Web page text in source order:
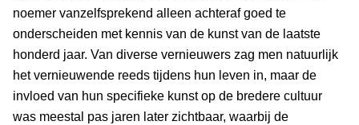
noemer vanzelfsprekend alleen achteraf goed te
onderscheiden met kennis van de kunst van de laatste
honderd jaar. Van diverse vernieuwers zag men natuurlijk
het vernieuwende reeds tijdens hun leven in, maar de
invloed van hun specifieke kunst op de bredere cultuur
was meestal pas jaren later zichtbaar, waarbij de